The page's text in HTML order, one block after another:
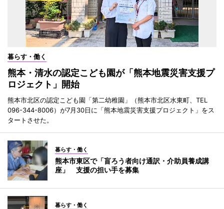
暮らす・働く
熊本・清水の認定こども園が「熊本地震災害支援プ
ロジェクト」開始
熊本市北区の認定こども園「第二幼稚園」（熊本市北区水東町、TEL
096-344-8006）が7月30日に「熊本地震災害支援プロジェクト」をス
タートさせた。
暮らす・働く
熊本市東区で「盲ろう者向け通訳・介助員養成講
座」 支援の担い手を募集
暮らす・働く